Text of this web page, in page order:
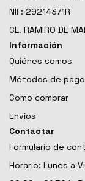
NIF: 29214371R
CL. RAMIRO DE
Información
Quiénes somos
Métodos de pago
Como comprar
Envíos
Contactar
Formulario de
Horario: Lunes a